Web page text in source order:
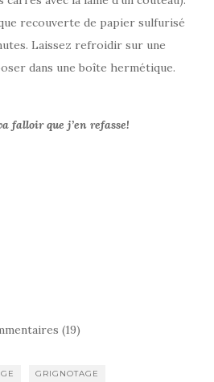
recouverte de papier sulfurisé
Laissez refroidir sur une
dans une boîte hermétique.
falloir que j’en refasse!
(19)
GRIGNOTAGE